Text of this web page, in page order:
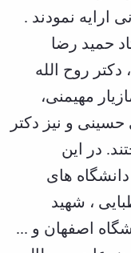
ارایه نمودند .
حمید رضا
روح الله
مهیمنی،
و نیز دکتر
در این
های
، شهید
اصفهان و ...